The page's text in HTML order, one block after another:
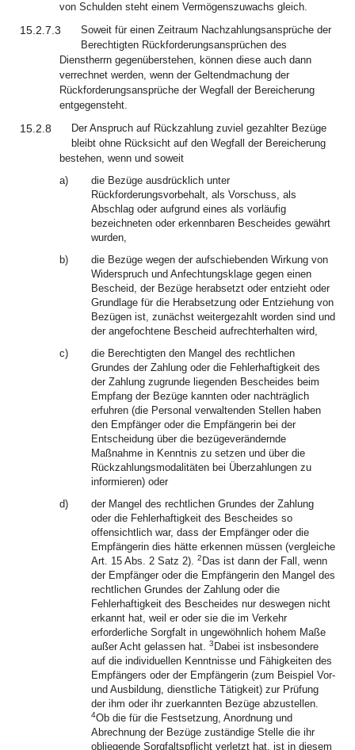
von Schulden steht einem Vermögenszuwachs gleich.
15.2.7.3
Soweit für einen Zeitraum Nachzahlungsansprüche der
Berechtigten Rückforderungsansprüchen des
Dienstherrn gegenüberstehen, können diese auch dann
verrechnet werden, wenn der Geltendmachung der
Rückforderungsansprüche der Wegfall der Bereicherung
entgegensteht.
15.2.8
Der Anspruch auf Rückzahlung zuviel gezahlter Bezüge
bleibt ohne Rücksicht auf den Wegfall der Bereicherung
bestehen, wenn und soweit
a)
die Bezüge ausdrücklich unter
Rückforderungsvorbehalt, als Vorschuss, als
Abschlag oder aufgrund eines als vorläufig
bezeichneten oder erkennbaren Bescheides gewährt
wurden,
b)
die Bezüge wegen der aufschiebenden Wirkung von
Widerspruch und Anfechtungsklage gegen einen
Bescheid, der Bezüge herabsetzt oder entzieht oder
Grundlage für die Herabsetzung oder Entziehung von
Bezügen ist, zunächst weitergezahlt worden sind und
der angefochtene Bescheid aufrechterhalten wird,
c)
die Berechtigten den Mangel des rechtlichen
Grundes der Zahlung oder die Fehlerhaftigkeit des
der Zahlung zugrunde liegenden Bescheides beim
Empfang der Bezüge kannten oder nachträglich
erfuhren (die Personal verwaltenden Stellen haben
den Empfänger oder die Empfängerin bei der
Entscheidung über die bezügeverändernde
Maßnahme in Kenntnis zu setzen und über die
Rückzahlungsmodalitäten bei Überzahlungen zu
informieren) oder
d)
der Mangel des rechtlichen Grundes der Zahlung
oder die Fehlerhaftigkeit des Bescheides so
offensichtlich war, dass der Empfänger oder die
Empfängerin dies hätte erkennen müssen (vergleiche
Art. 15 Abs. 2 Satz 2). 2 Das ist dann der Fall, wenn
der Empfänger oder die Empfängerin den Mangel des
rechtlichen Grundes der Zahlung oder die
Fehlerhaftigkeit des Bescheides nur deswegen nicht
erkannt hat, weil er oder sie die im Verkehr
erforderliche Sorgfalt in ungewöhnlich hohem Maße
außer Acht gelassen hat. 3 Dabei ist insbesondere
auf die individuellen Kenntnisse und Fähigkeiten des
Empfängers oder der Empfängerin (zum Beispiel Vor-
und Ausbildung, dienstliche Tätigkeit) zur Prüfung
der ihm oder ihr zuerkannten Bezüge abzustellen.
4Ob die für die Festsetzung, Anordnung und
Abrechnung der Bezüge zuständige Stelle die ihr
obliegende Sorgfaltspflicht verletzt hat, ist in diesem